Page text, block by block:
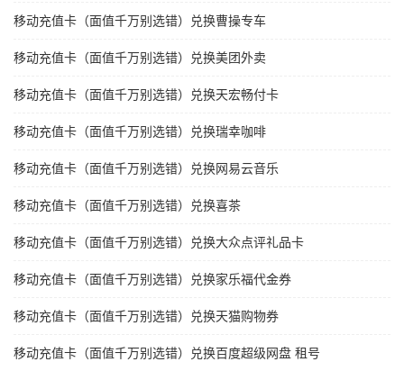
移动充值卡（面值千万别选错）兑换曹操专车
移动充值卡（面值千万别选错）兑换美团外卖
移动充值卡（面值千万别选错）兑换天宏畅付卡
移动充值卡（面值千万别选错）兑换瑞幸咖啡
移动充值卡（面值千万别选错）兑换网易云音乐
移动充值卡（面值千万别选错）兑换喜茶
移动充值卡（面值千万别选错）兑换大众点评礼品卡
移动充值卡（面值千万别选错）兑换家乐福代金券
移动充值卡（面值千万别选错）兑换天猫购物券
移动充值卡（面值千万别选错）兑换百度超级网盘 租号